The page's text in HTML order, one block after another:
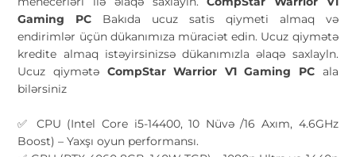
Gaming PC Bakıda ucuz satis qiymeti almaq və
endirimlər üçün dükanımıza müraciət edin. Ucuz qiymətə
kredite almaq istəyirsinizsə dükanımızla əlaqə saxlayln.
Ucuz qiymətə CompStar Warrior V1 Gaming PC ala
bilərsiniz
✅ CPU (Intel Core i5-14400, 10 Nüvə /16 Axım, 4.6GHz
Boost) – Yaxşı oyun performansı.